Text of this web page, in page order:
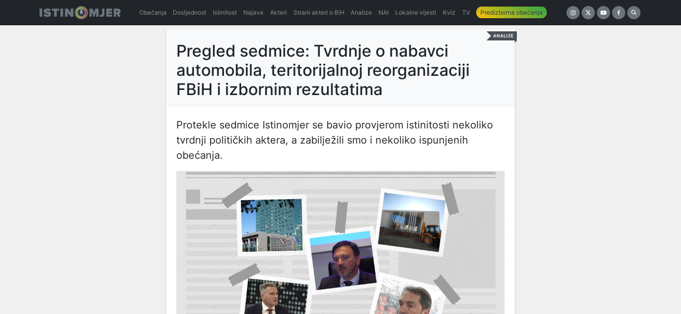
Obećanja Dosljednost Istinitost Najave Akteri Strani akteri o BiH Analize NAI Lokalne vijesti Kviz TV Predizborna obećanja
ANALIZE
Pregled sedmice: Tvrdnje o nabavci
automobila, teritorijalnoj reorganizaciji
FBiH i izbornim rezultatima
Protekle sedmice Istinomjer se bavio provjerom istinitosti nekoliko
tvrdnji političkih aktera, a zabilježili smo i nekoliko ispunjenih
obećanja.